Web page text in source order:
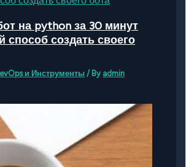
на python за 30 минут
способ создать своего
и Инструменты / By admin